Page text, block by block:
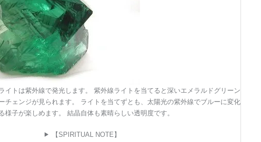
イトは紫外線で発光します。 紫外線ライトを当てると深いエメラルドグリーン
チェンジが見られます。 ライトを当てずとも、太陽光の紫外線でブルーに変化
様子が楽しめます。 結晶自体も素晴らしい透明度です。
【SPIRITUAL NOTE】